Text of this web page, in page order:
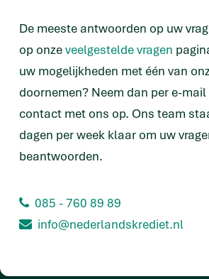
De meeste antwoorden op uw
op onzeveelgestelde vragen
uw mogelijkheden met één van
doornemen? Neem dan per e-
contact met ons op. Ons team
dagen per week klaar om uw
beantwoorden.
085 - 760 89 89
info@nederlandskrediet.nl